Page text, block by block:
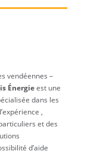
vendéennes –
Énergieest une
dans les
,
et des
d’aide